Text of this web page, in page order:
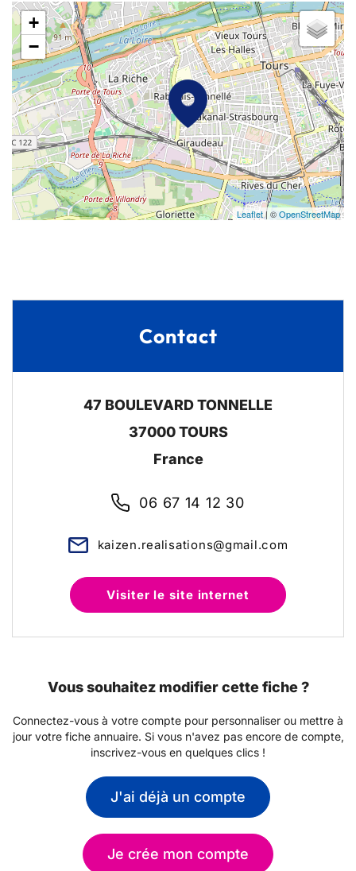
+
−
Leaflet| ©OpenStreetMap
Contact
47 BOULEVARD TONNELLE
37000TOURS
France
06 67 14 12 30
kaizen.realisations@gmail.com
Visiter le site internet
Vous souhaitez modifier cette fiche ?
Connectez-vous à votre compte pour personnaliser ou mettre à
jour votre fiche annuaire. Si vous n'avez pas encore de compte,
inscrivez-vous en quelques clics !
J'ai déjà un compte
Je crée mon compte